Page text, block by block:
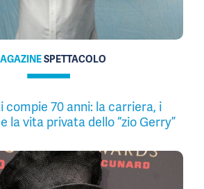
SPETTACOLO
compie 70 anni: la carriera, i
la vita privata dello “zio Gerry”